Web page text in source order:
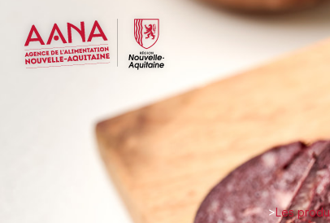
>Les